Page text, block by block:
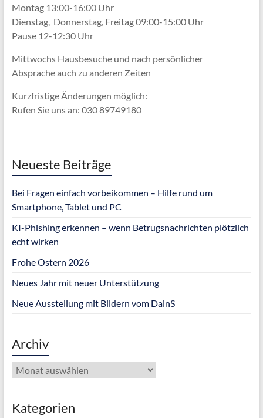
Montag 13:00-16:00 Uhr
Dienstag, Donnerstag, Freitag 09:00-15:00 Uhr
Pause 12-12:30 Uhr
Mittwochs Hausbesuche und nach persönlicher
Abspracheauch zu anderen Zeiten
Kurzfristige Änderungen möglich:
Rufen Sie uns an: 030 89749180
Neueste Beiträge
Bei Fragen einfach vorbeikommen – Hilfe rund um
Smartphone, Tablet und PC
KI-Phishing erkennen – wenn Betrugsnachrichten plötzlich
echt wirken
Frohe Ostern 2026
Neues Jahr mit neuer Unterstützung
Neue Ausstellung mit Bildern vom DainS
Archiv
Archiv
Kategorien